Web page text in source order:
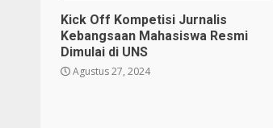
Kick Off Kompetisi Jurnalis
Kebangsaan Mahasiswa Resmi
Dimulai di UNS
Agustus 27, 2024